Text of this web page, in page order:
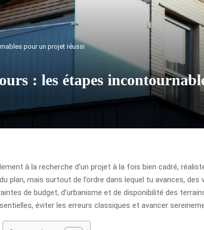
pour un projet réussi
: les étapes
à la recherche d’un projet à la fois bien cadré,
plan, mais surtout de l’ordre dans lequel tu avances,
de budget, d’urbanisme et de disponibilité des
éviter les erreurs classiques et avancer